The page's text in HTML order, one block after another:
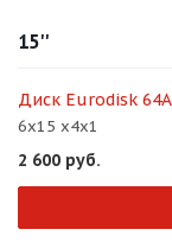
15''
Диск Eurodisk
6x15 x4x1
2 600 руб.
недели